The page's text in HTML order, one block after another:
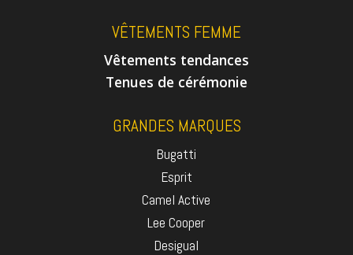
VÊTEMENTS FEMME
Vêtements tendances
Tenues de cérémonie
GRANDES MARQUES
Bugatti
Esprit
Camel Active
Lee Cooper
Desigual